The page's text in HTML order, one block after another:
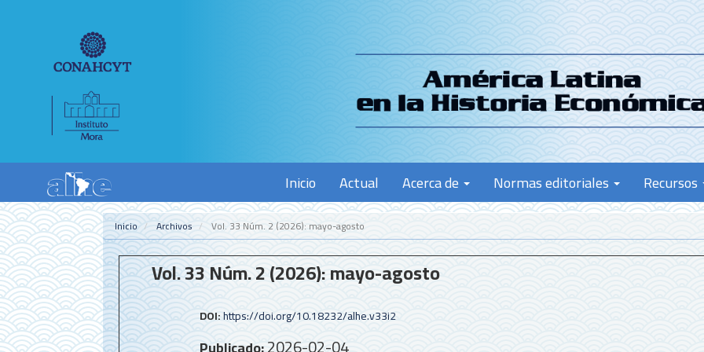
Contenido
Barra
Inicio Actual Acerca de Normas editoriales Recursos
Inicio Archivos Vol. 33 Núm. 2 (2026): mayo-agosto
DOI:https://doi.org/10.18232/alhe.v33i2
Vol. 33 Núm. 2 (2026): mayo-agosto